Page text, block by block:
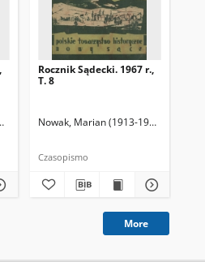
Redaktor Dziwik, Kazimierz (1931-1991).
Rocznik Sądecki. 1967 r.,
T. 8
Nowak, Marian (1913-1991).
Czasopismo
More